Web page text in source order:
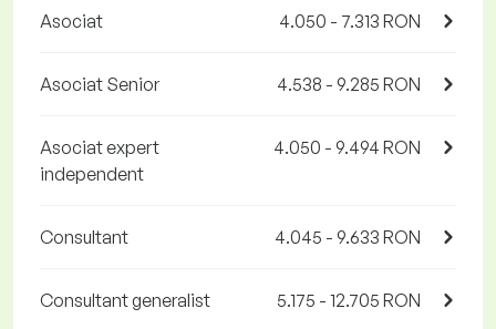
Asociat 4.050 - 7.313 RON
Asociat Senior 4.538 - 9.285 RON
Asociat expert
independent
4.050 - 9.494 RON
Consultant 4.045 - 9.633 RON
Consultant generalist 5.175 - 12.705 RON